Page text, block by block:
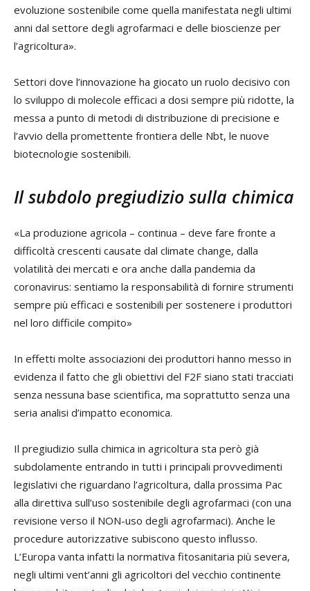
evoluzione sostenibile come quella manifestata negli ultimi
anni dal settore degli agrofarmaci e delle bioscienze per
l’agricoltura».
Settori dove l’innovazione ha giocato un ruolo decisivo con
lo sviluppo di molecole efficaci a dosi sempre più ridotte, la
messa a punto di metodi di distribuzione di precisione e
l’avvio della promettente frontiera delle Nbt, le nuove
biotecnologie sostenibili.
Il subdolo pregiudizio sulla chimica
«La produzione agricola – continua – deve fare fronte a
difficoltà crescenti causate dal climate change, dalla
volatilità dei mercati e ora anche dalla pandemia da
coronavirus: sentiamo la responsabilità di fornire strumenti
sempre più efficaci e sostenibili per sostenere i produttori
nel loro difficile compito»
In effetti molte associazioni dei produttori hanno messo in
evidenza il fatto che gli obiettivi del F2F siano stati tracciati
senza nessuna base scientifica, ma soprattutto senza una
seria analisi d’impatto economica.
Il pregiudizio sulla chimica in agricoltura sta però già
subdolamente entrando in tutti i principali provvedimenti
legislativi che riguardano l’agricoltura, dalla prossima Pac
alla direttiva sull’uso sostenibile degli agrofarmaci (con una
revisione verso il NON-uso degli agrofarmaci). Anche le
procedure autorizzative subiscono questo influsso.
L’Europa vanta infatti la normativa fitosanitaria più severa,
negli ultimi vent’anni gli agricoltori del vecchio continente